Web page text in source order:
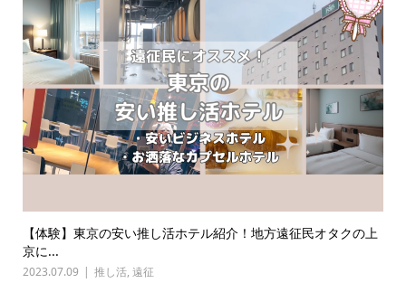
【体験】東京の安い推し活ホテル紹介！地方遠征民オタクの上
京に...
2023.07.09 推し活, 遠征